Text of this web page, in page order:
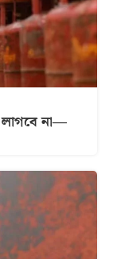
না—